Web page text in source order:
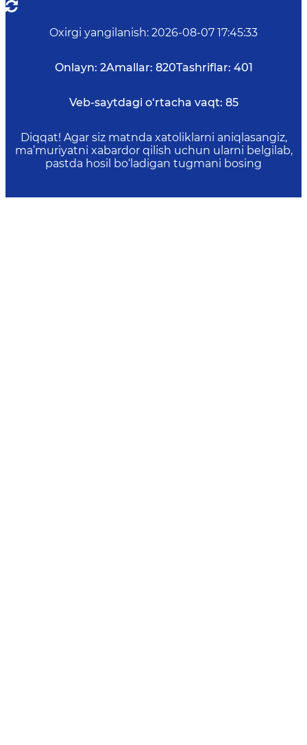
Oxirgi yangilanish: 2026-08-07 17:45:33
Onlayn: 2Amallar: 820Tashriflar: 401
Veb-saytdagi o‘rtacha vaqt: 85
Diqqat! Agar siz matnda xatoliklarni aniqlasangiz,
ma’muriyatni xabardor qilish uchun ularni belgilab,
pastda hosil bo‘ladigan tugmani bosing